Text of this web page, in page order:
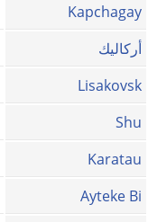
Kapchagay
أركاليك
Lisakovsk
Shu
Karatau
Ayteke Bi